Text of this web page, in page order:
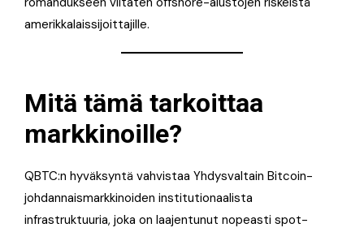
amerikkalaissijoittajille.
Mitä tämä tarkoittaa
markkinoille?
QBTC:n hyväksyntä vahvistaa Yhdysvaltain Bitcoin-
johdannaismarkkinoiden institutionaalista
infrastruktuuria, joka on laajentunut nopeasti spot-